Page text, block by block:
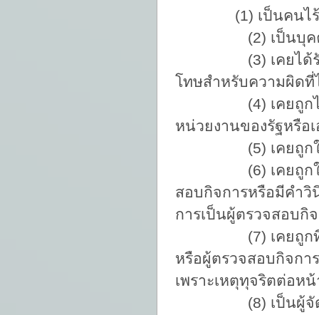
(1) เป็นคนไ
(2) เป็นบุคคลล้ม
(3) เคยได้รับโท
โทษสำหรับความผิดที่
(4) เคยถูกไล่ออ
หน่วยงานของรัฐหรื
(5) เคยถูกให้ออ
(6) เคยถูกให้พ้น
สอบกิจการหรือมีคำ
การเป็นผู้ตรวจสอบ
(7) เคยถูกที่ประ
หรือผู้ตรวจสอบกิจการ
เพราะเหตุทุจริตต่อ
(8) เป็นผู้จัดการ